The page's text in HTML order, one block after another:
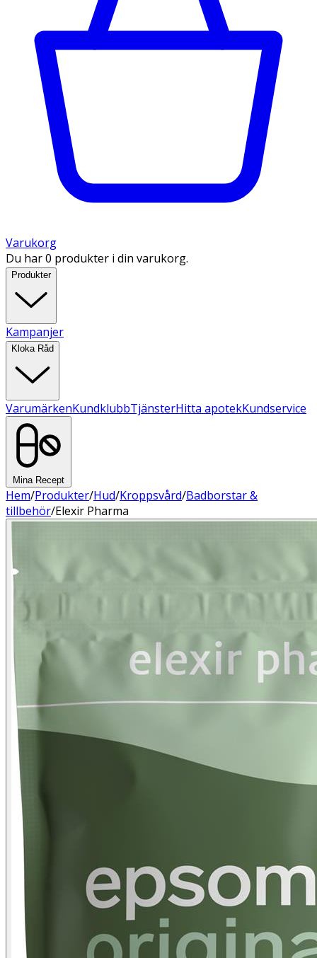
Varukorg
Du har 0 produkter i din varukorg.
Produkter
Kampanjer
Kloka Råd
VarumärkenKundklubbTjänsterHitta apotekKundservice
Mina Recept
Hem/Produkter/Hud/Kroppsvård/Badborstar &
tillbehör/Elexir Pharma